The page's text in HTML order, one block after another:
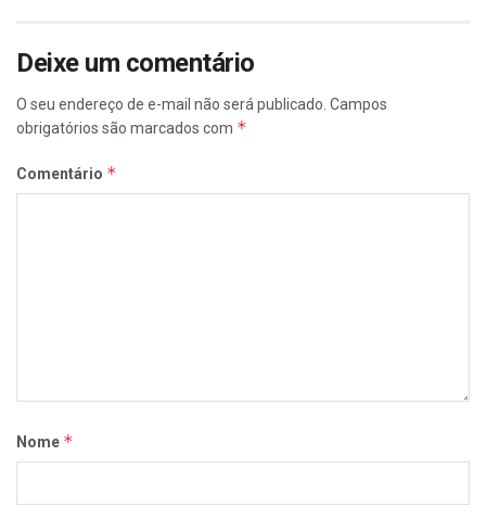
Deixe um comentário
O seu endereço de e-mail não será publicado. Campos
obrigatórios são marcados com *
Comentário *
Nome *